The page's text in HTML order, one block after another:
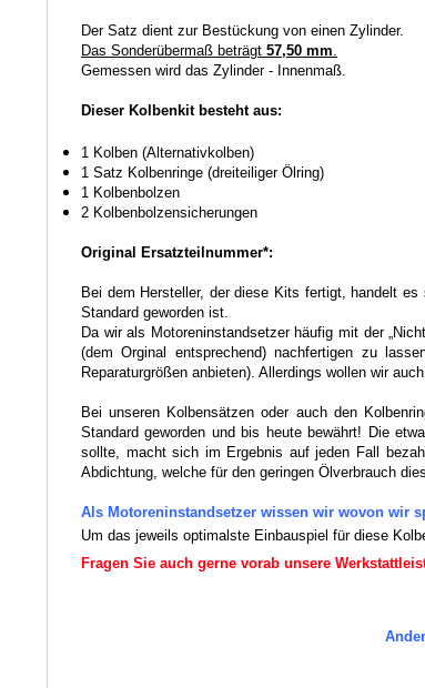
Der Satz dient zur Bestückung von einen Zylinder.
Das Sonderübermaß beträgt 57,50 mm.
Gemessen wird das Zylinder - Innenmaß.
Dieser Kolbenkit besteht aus:
1 Kolben (Alternativkolben)
1 Satz Kolbenringe (dreiteiliger Ölring)
1 Kolbenbolzen
2 Kolbenbolzensicherungen
Original Ersatzteilnummer*:
Bei dem Hersteller, der diese Kits fertigt, handelt
Standard geworden ist.
Da wir als Motoreninstandsetzer häufig mit der
(dem Orginal entsprechend) nachfertigen zu
Reparaturgrößen anbieten). Allerdings wollen wir
Bei unseren Kolbensätzen oder auch den
Standard geworden und bis heute bewährt! Die
sollte, macht sich im Ergebnis auf jeden Fall
Abdichtung, welche für den geringen Ölverbrauch
Als Motoreninstandsetzer wissen wir wovon wir
Um das jeweils optimalste Einbauspiel für diese
Fragen Sie auch gerne vorab unsere